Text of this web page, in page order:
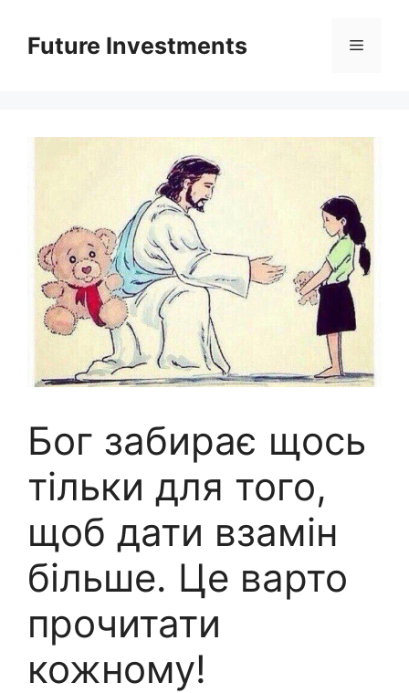
вмістуFuture Investments Меню
Бог забирає щось
тільки для того,
щоб дати взамін
більше. Це варто
прочитати
кожному!